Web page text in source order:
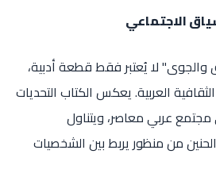
الاجتماعي
لا يُعتبر فقط قطعة أدبية،
العربية. يعكس الكتاب التحديات
مجتمع عربي معاصر، ويتناول
من منظور يربط بين الشخصيات